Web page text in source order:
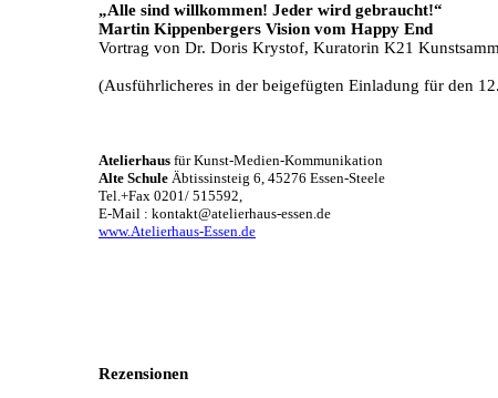
„Alle sind willkommen! Jeder wird gebraucht!“
Martin Kippenbergers Vision vom Happy End
Vortrag von Dr. Doris Krystof, Kuratorin K21
(Ausführlicheres in der beigefügten Einladung für den
Atelierhaus für Kunst-Medien-Kommunikation
Alte Schule Äbtissinsteig 6, 45276 Essen-Steele
Tel.+Fax 0201/ 515592,
E-Mail : kontakt@atelierhaus-essen.de
www.Atelierhaus-Essen.de
Rezensionen